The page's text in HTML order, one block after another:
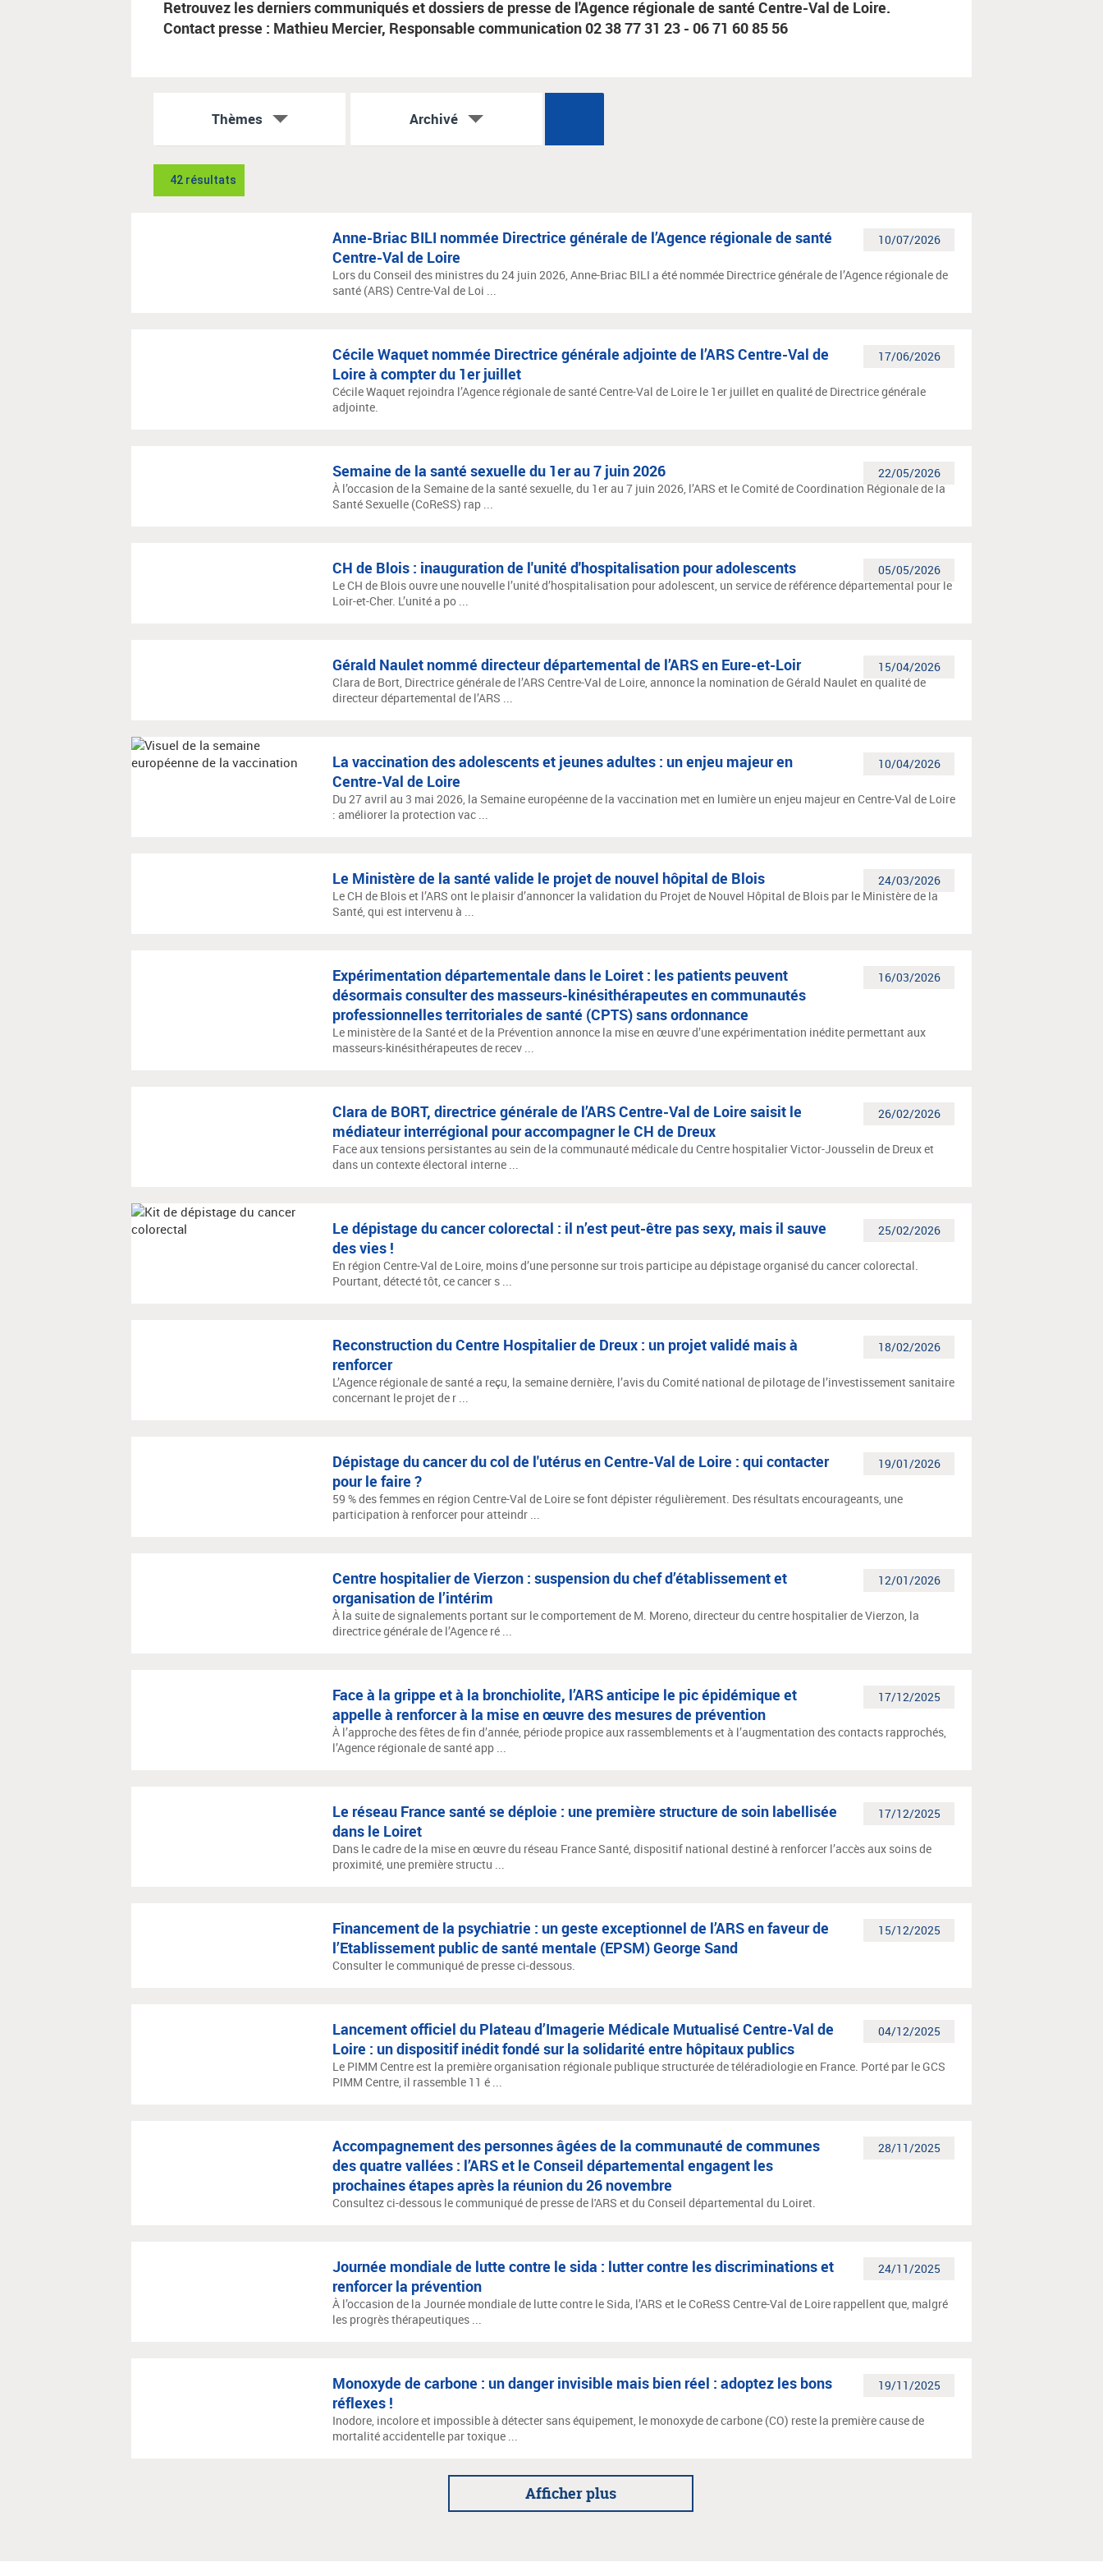
Retrouvez les derniers communiqués et dossiers de presse de l'Agence régionale de santé Centre-Val de Loire.
Contact presse : Mathieu Mercier, Responsable communication 02 38 77 31 23 - 06 71 60 85 56
Thèmes Archivé
42 résultats
10/07/2026
Anne-Briac BILI nommée Directrice générale de l’Agence régionale de santé
Centre-Val de Loire
Lors du Conseil des ministres du 24 juin 2026, Anne-Briac BILI a été nommée Directrice générale de l’Agence régionale de
santé (ARS) Centre-Val de Loi ...
17/06/2026
Cécile Waquet nommée Directrice générale adjointe de l’ARS Centre-Val de
Loire à compter du 1er juillet
Cécile Waquet rejoindra l’Agence régionale de santé Centre-Val de Loire le 1er juillet en qualité de Directrice générale
adjointe.
22/05/2026
Semaine de la santé sexuelle du 1er au 7 juin 2026
À l’occasion de la Semaine de la santé sexuelle, du 1er au 7 juin 2026, l’ARS et le Comité de Coordination Régionale de la
Santé Sexuelle (CoReSS) rap ...
05/05/2026
CH de Blois : inauguration de l'unité d'hospitalisation pour adolescents
Le CH de Blois ouvre une nouvelle l’unité d’hospitalisation pour adolescent, un service de référence départemental pour le
Loir-et-Cher. L’unité a po ...
15/04/2026
Gérald Naulet nommé directeur départemental de l’ARS en Eure-et-Loir
Clara de Bort, Directrice générale de l’ARS Centre-Val de Loire, annonce la nomination de Gérald Naulet en qualité de
directeur départemental de l’ARS ...
10/04/2026
La vaccination des adolescents et jeunes adultes : un enjeu majeur en
Centre-Val de Loire
Du 27 avril au 3 mai 2026, la Semaine européenne de la vaccination met en lumière un enjeu majeur en Centre-Val de Loire
: améliorer la protection vac ...
24/03/2026
Le Ministère de la santé valide le projet de nouvel hôpital de Blois
Le CH de Blois et l’ARS ont le plaisir d’annoncer la validation du Projet de Nouvel Hôpital de Blois par le Ministère de la
Santé, qui est intervenu à ...
16/03/2026
Expérimentation départementale dans le Loiret : les patients peuvent
désormais consulter des masseurs-kinésithérapeutes en communautés
professionnelles territoriales de santé (CPTS) sans ordonnance
Le ministère de la Santé et de la Prévention annonce la mise en œuvre d’une expérimentation inédite permettant aux
masseurs-kinésithérapeutes de recev ...
26/02/2026
Clara de BORT, directrice générale de l’ARS Centre-Val de Loire saisit le
médiateur interrégional pour accompagner le CH de Dreux
Face aux tensions persistantes au sein de la communauté médicale du Centre hospitalier Victor-Jousselin de Dreux et
dans un contexte électoral interne ...
25/02/2026
Le dépistage du cancer colorectal : il n’est peut-être pas sexy, mais il sauve
des vies !
En région Centre-Val de Loire, moins d’une personne sur trois participe au dépistage organisé du cancer colorectal.
Pourtant, détecté tôt, ce cancer s ...
18/02/2026
Reconstruction du Centre Hospitalier de Dreux : un projet validé mais à
renforcer
L’Agence régionale de santé a reçu, la semaine dernière, l’avis du Comité national de pilotage de l’investissement sanitaire
concernant le projet de r ...
19/01/2026
Dépistage du cancer du col de l'utérus en Centre-Val de Loire : qui contacter
pour le faire ?
59 % des femmes en région Centre-Val de Loire se font dépister régulièrement. Des résultats encourageants, une
participation à renforcer pour atteindr ...
12/01/2026
Centre hospitalier de Vierzon : suspension du chef d’établissement et
organisation de l’intérim
À la suite de signalements portant sur le comportement de M. Moreno, directeur du centre hospitalier de Vierzon, la
directrice générale de l’Agence ré ...
17/12/2025
Face à la grippe et à la bronchiolite, l’ARS anticipe le pic épidémique et
appelle à renforcer à la mise en œuvre des mesures de prévention
À l’approche des fêtes de fin d’année, période propice aux rassemblements et à l’augmentation des contacts rapprochés,
l’Agence régionale de santé app ...
17/12/2025
Le réseau France santé se déploie : une première structure de soin labellisée
dans le Loiret
Dans le cadre de la mise en œuvre du réseau France Santé, dispositif national destiné à renforcer l’accès aux soins de
proximité, une première structu ...
15/12/2025
Financement de la psychiatrie : un geste exceptionnel de l’ARS en faveur de
l’Etablissement public de santé mentale (EPSM) George Sand
Consulter le communiqué de presse ci-dessous.
04/12/2025
Lancement officiel du Plateau d’Imagerie Médicale Mutualisé Centre-Val de
Loire : un dispositif inédit fondé sur la solidarité entre hôpitaux publics
Le PIMM Centre est la première organisation régionale publique structurée de téléradiologie en France. Porté par le GCS
PIMM Centre, il rassemble 11 é ...
28/11/2025
Accompagnement des personnes âgées de la communauté de communes
des quatre vallées : l’ARS et le Conseil départemental engagent les
prochaines étapes après la réunion du 26 novembre
Consultez ci-dessous le communiqué de presse de l'ARS et du Conseil départemental du Loiret.
24/11/2025
Journée mondiale de lutte contre le sida : lutter contre les discriminations et
renforcer la prévention
À l’occasion de la Journée mondiale de lutte contre le Sida, l’ARS et le CoReSS Centre-Val de Loire rappellent que, malgré
les progrès thérapeutiques ...
19/11/2025
Monoxyde de carbone : un danger invisible mais bien réel : adoptez les bons
réflexes !
Inodore, incolore et impossible à détecter sans équipement, le monoxyde de carbone (CO) reste la première cause de
mortalité accidentelle par toxique ...
Afficher plus